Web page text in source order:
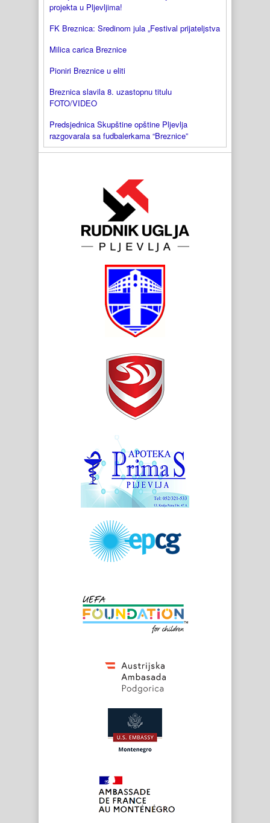
projekta u Pljevljima!
FK Breznica: Sredinom jula „Festival prijateljstva
Milica carica Breznice
Pioniri Breznice u eliti
Breznica slavila 8. uzastopnu titulu
FOTO/VIDEO
Predsjednica Skupštine opštine Pljevlja
razgovarala sa fudbalerkama “Breznice”